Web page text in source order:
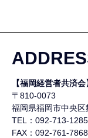
【福岡経営者共済会
〒810-0073
福岡県福岡市中央区
TEL：092-713-1285
FAX：092-761-7868